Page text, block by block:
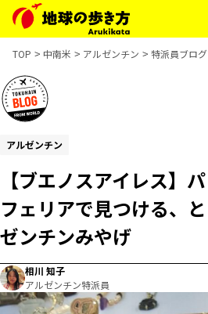
TOP 中南米 アルゼンチン 特派員ブログ
アルゼンチン
【ブエノスアイレス】
フェリアで見つける、
ゼンチンみやげ
相川 知子
アルゼンチン特派員